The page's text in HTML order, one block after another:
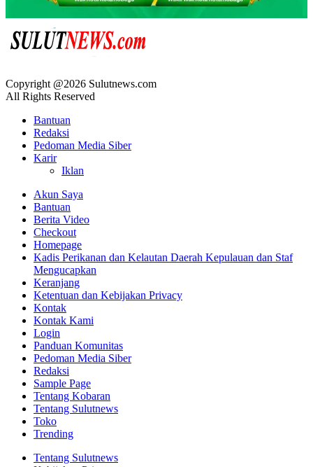
Copyright @2026 Sulutnews.com
All Rights Reserved
Bantuan
Redaksi
Pedoman Media Siber
Karir
Iklan
Akun Saya
Bantuan
Berita Video
Checkout
Homepage
Kadis Perikanan dan Kelautan Daerah Kepulauan dan Staf
Mengucapkan
Keranjang
Ketentuan dan Kebijakan Privacy
Kontak
Kontak Kami
Login
Panduan Komunitas
Pedoman Media Siber
Redaksi
Sample Page
Tentang Kobaran
Tentang Sulutnews
Toko
Trending
Tentang Sulutnews